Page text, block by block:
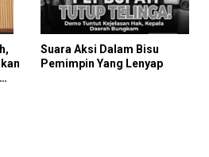
Suara Aksi Dalam Bisu
Pemimpin Yang Lenyap